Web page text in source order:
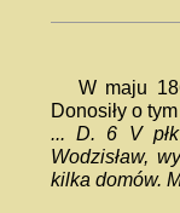
W maju
Donosiły o
... D. 6 V
Wodzisław,
kilka domów.